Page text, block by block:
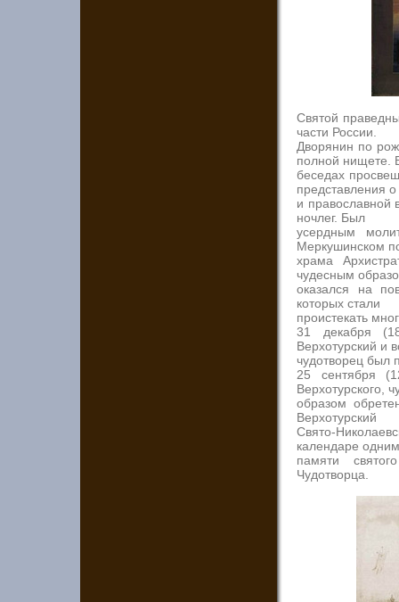
Святой
части России.
Дворянин по
полной нищете.
беседах
представления о
и православной
ночлег. Был
усердным
Меркушинском
храма
чудесным
оказался на
которых стали
проистекать
31 декабря
Верхотурский и
чудотворец был
25 сентября
Верхотурского,
образом
Верхотурский
Свято-
календаре
памяти
Чудотворца.